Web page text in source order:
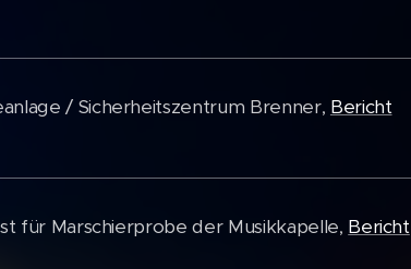
/ Sicherheitszentrum Brenner, Bericht
für Marschierprobe der Musikkapelle, Bericht